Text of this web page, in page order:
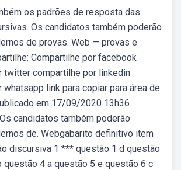
os padrões de resposta das
Os candidatos também poderão
de provas. Web — provas e
Compartilhe por facebook
twitter compartilhe por linkedin
link para copiar para área de
em 17/09/2020 13h36
candidatos também poderão
de. Webgabarito definitivo item
discursiva 1 *** questão 1 d questão
questão 4 a questão 5 e questão 6 c